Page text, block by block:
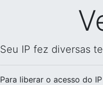
Seu IP fez diversas
Para liberar o acesso do IP